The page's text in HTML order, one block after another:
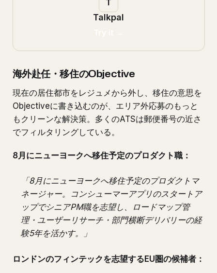
Talkpal
海外赴任・移住のObjective
現在の居住都市をレジュメから外し、移住の意思を
Objectiveに書き込むのが、エリア外応募のもっと
もクリーンな解決策。多くのATSは郵便番号の近さ
でフィルタリングしている。
8月にニューヨークへ移住予定のプロダクト職：
「8月にニューヨークへ移住予定のプロダクトマ
ネージャー。コンシューマーアプリのスタートア
ップでシニアPM職を志望し、ロードマップ管
理・ユーザーリサーチ・部門横断デリバリーの経
験5年を活かす。」
ロンドンのフィンテックを志望するEU圏の候補者：